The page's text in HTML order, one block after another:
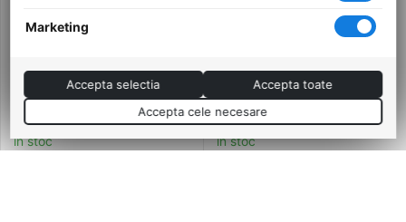
Suport Bidon Apa
Polisport Flexy Premium
in stoc
Suport Bidon Apa
Bicicleta P2R HUGG,
aluminiu, Negru
0.0
in stoc
Marketing
Accepta cele necesare
Accepta selectia Accepta toate